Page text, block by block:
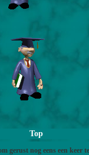
Top
gerust nog eens een keer